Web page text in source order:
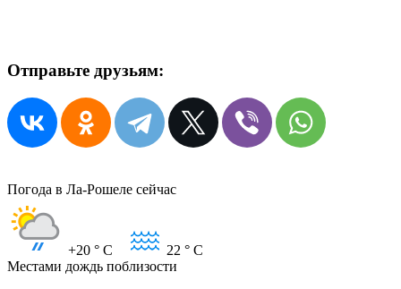
Отправьте друзьям:
Погода в Ла-Рошеле сейчас
+20 ° C 22 ° C
Местами дождь поблизости